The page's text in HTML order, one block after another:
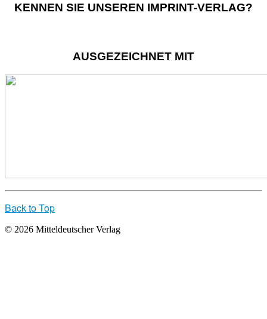
KENNEN SIE UNSEREN IMPRINT-VERLAG?
AUSGEZEICHNET MIT
Back to Top
© 2026 Mitteldeutscher Verlag